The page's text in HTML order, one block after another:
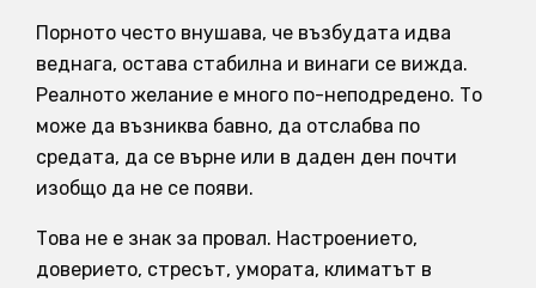
Порното често внушава, че възбудата идва
веднага, остава стабилна и винаги се вижда.
Реалното желание е много по-неподредено. То
може да възниква бавно, да отслабва по
средата, да се върне или в даден ден почти
изобщо да не се появи.
Това не е знак за провал. Настроението,
доверието, стресът, умората, климатът в